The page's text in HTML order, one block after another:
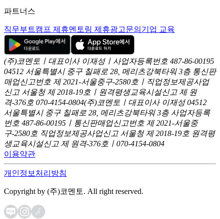
파트너스
직무부트캠프 제휴멘토링 제휴광고문의 기업 교육
(주)코멘토ㅣ대표이사 이재성ㅣ사업자등록번호 487-86-00195
04512 서울특별시 중구 칠패로 28, 메리츠강북타워 3층 통신판
매업신고번호 제 2021-서울중구-2580호ㅣ직업정보제공사업
신고 서울청 제 2018-19호ㅣ원격평생교육시설신고 제 원
격-376호 070-4154-0804(주)코멘토ㅣ대표이사 이재성 04512
서울특별시 중구 칠패로 28, 메리츠강북타워 3층 사업자등록
번호 487-86-00195ㅣ통신판매업신고번호 제 2021-서울중
구-2580호 직업정보제공사업신고 서울청 제 2018-19호 원격평
생교육시설신고 제 원격-376호ㅣ070-4154-0804
이용약관
개인정보처리방침
Copyright by (주)코멘토. All right reserved.